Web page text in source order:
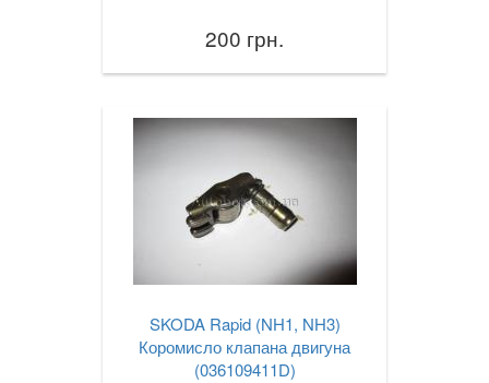
200 грн.
SKODA Rapid (NH1, NH3)
Коромисло клапана двигуна
(036109411D)